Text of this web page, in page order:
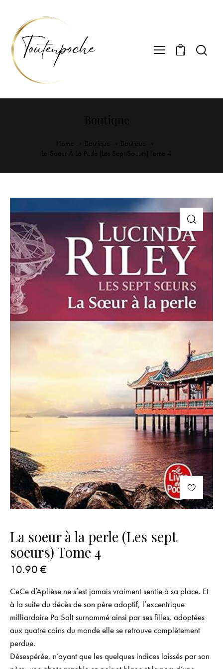
0
La soeur à la perle (Les sept
soeurs) Tome 4
10.90 €
CeCe d’Aplièse ne s’est jamais vraiment sentie à sa place. Et
à la suite du décès de son père adoptif, l’excentrique
milliardaire Pa Salt surnommé ainsi par ses filles, adoptées
aux quatre coins du monde elle se retrouve complètement
perdue.
Désespérée, n’ayant que les quelques indices laissés par son